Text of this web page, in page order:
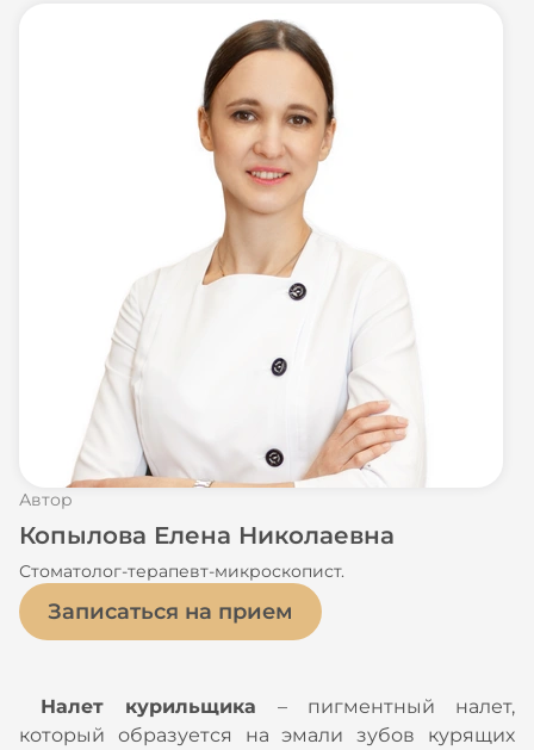
Автор
Копылова Елена Николаевна
Стоматолог-терапевт-микроскопист.
Записаться на прием
Налет курильщика – пигментный налет,
который образуется на эмали зубов курящих